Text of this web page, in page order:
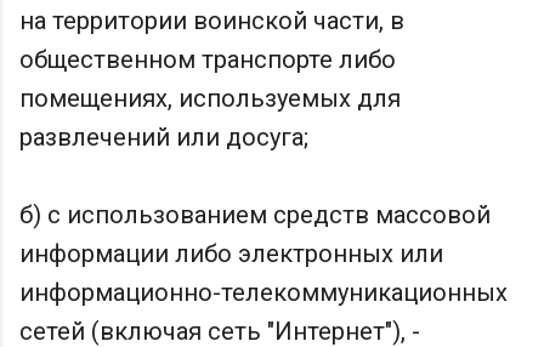
на территории воинской части, в
общественном транспорте либо
помещениях, используемых для
развлечений или досуга;
б) с использованием средств массовой
информации либо электронных или
информационно-телекоммуникационных
сетей (включая сеть "Интернет"), -